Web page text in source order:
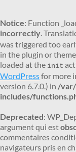
Notice: Function
incorrectly.
was triggered too
in the plugin or
loaded at the init
WordPressfor more
version 6.7.0.) in /
includes/
Deprecated:
argument qui est
commentaires
navigateurs pris en